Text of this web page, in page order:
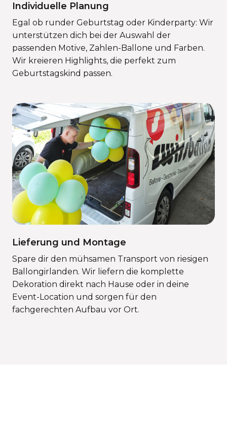
Individuelle Planung
Egal ob runder Geburtstag oder Kinderparty: Wir
unterstützen dich bei der Auswahl der
passenden Motive, Zahlen-Ballone und Farben.
Wir kreieren Highlights, die perfekt zum
Geburtstagskind passen.
Lieferung und Montage
Spare dir den mühsamen Transport von riesigen
Ballongirlanden. Wir liefern die komplette
Dekoration direkt nach Hause oder in deine
Event-Location und sorgen für den
fachgerechten Aufbau vor Ort.